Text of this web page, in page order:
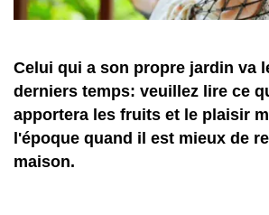
Celui qui a son propre jardin va
derniers temps: veuillez lire ce
apportera les fruits et le plaisir
l'époque quand il est mieux de
maison.